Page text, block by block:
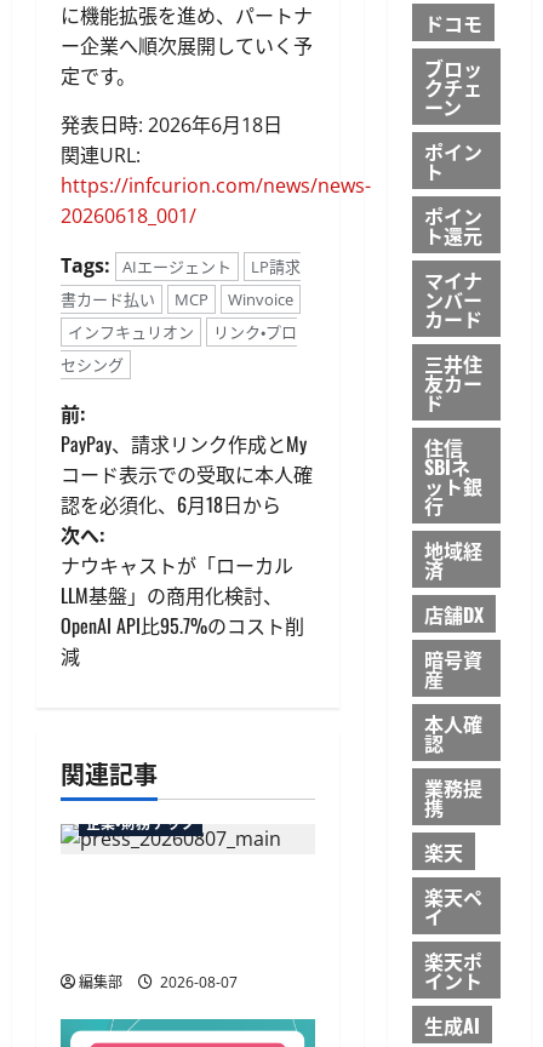
に機能拡張を進め、パートナ
ー企業へ順次展開していく予
定です。
発表日時: 2026年6月18日
関連URL:
https://infcurion.com/news/news-
20260618_001/
Tags:
AIエージェント
LP請求
書カード払い
MCP
Winvoice
インフキュリオン
リンク・プロ
セシング
投
稿
ナ
ビ
ゲ
ー
ョ
ン
前:
PayPay、請求リンク作成とMy
コード表示での受取に本人確
認を必須化、6月18日から
次へ:
ナウキャストが「ローカル
LLM基盤」の商用化検討、
OpenAI API比95.7%のコスト削
減
関連記事
企業・財務テック
編集部 2026-08-07
ドコモ
ブロッ
クチェ
ーン
ポイン
ト
ポイン
ト還元
マイナ
ンバー
カード
三井住
友カー
ド
住信
SBIネ
ット銀
行
地域経
済
店舗DX
暗号資
産
本人確
認
業務提
携
楽天
楽天ペ
イ
楽天ポ
イント
生成AI